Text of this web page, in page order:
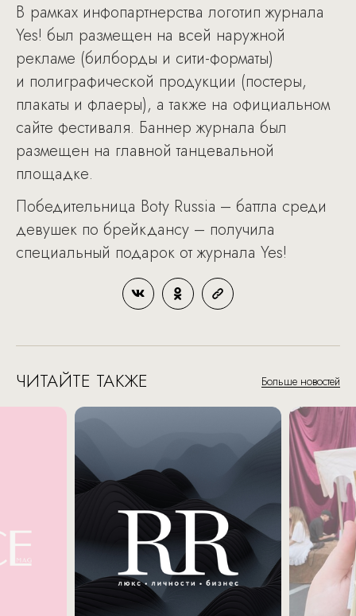
В рамках инфопартнерства логотип журнала
Yes! был размещен на всей наружной
рекламе (билборды и сити-форматы)
и полиграфической продукции (постеры,
плакаты и флаеры), а также на официальном
сайте фестиваля. Баннер журнала был
размещен на главной танцевальной
площадке.
Победительница Boty Russia – баттла среди
девушек по брейкдансу – получила
специальный подарок от журнала Yes!
ЧИТАЙТЕ ТАКЖЕ Больше новостей